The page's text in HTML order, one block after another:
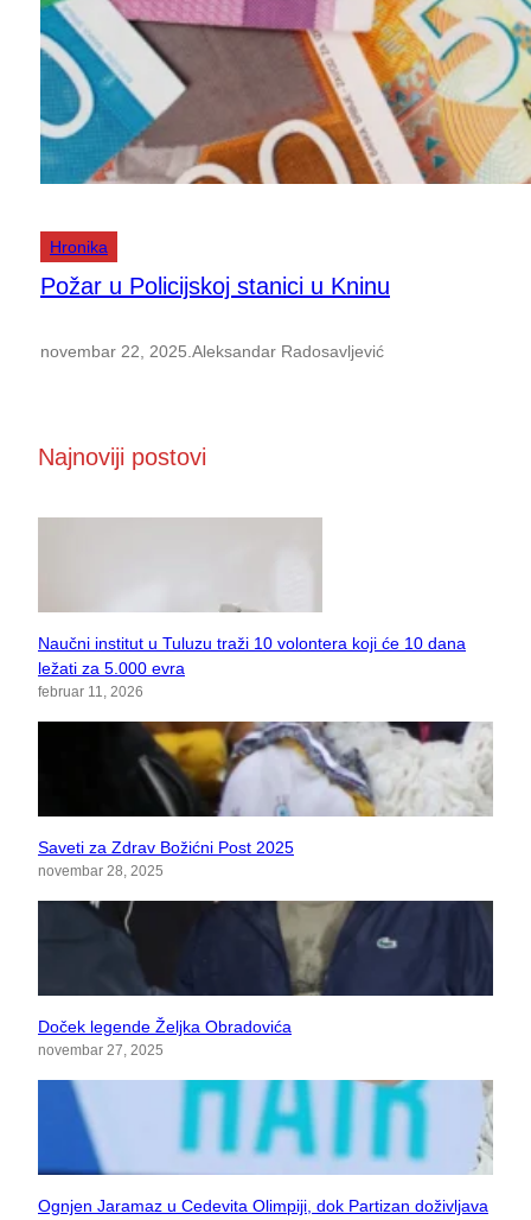
Hronika
Požar u Policijskoj stanici u Kninu
novembar 22, 2025.Aleksandar Radosavljević
Najnoviji postovi
Naučni institut u Tuluzu traži 10 volontera koji će 10 dana
ležati za 5.000 evra
februar 11, 2026
Saveti za Zdrav Božićni Post 2025
novembar 28, 2025
Doček legende Željka Obradovića
novembar 27, 2025
Ognjen Jaramaz u Cedevita Olimpiji, dok Partizan doživljava